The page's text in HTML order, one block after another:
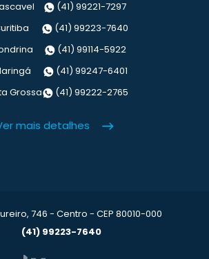
(41) 99221-7297
(41) 99223-7640
(41) 99114-5922
(41) 99247-6401
Grossa
(41) 99222-2765
mais detalhes
746 - Centro - CEP 80010-000
(41) 99223-7640